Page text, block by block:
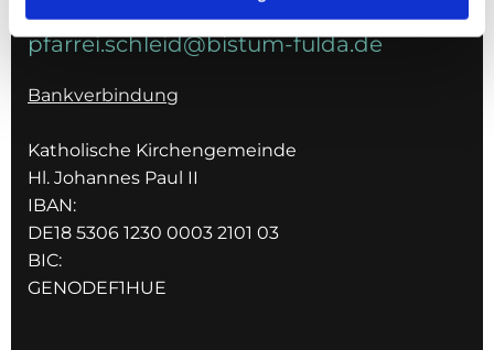
pfarrei.schleid@bistum-fulda.de
Bankverbindung
Katholische Kirchengemeinde
Hl. Johannes Paul II
IBAN:
DE18 5306 1230 0003 2101 03
BIC:
GENODEF1HUE